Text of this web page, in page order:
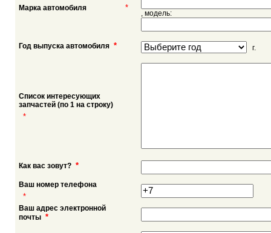
Марка автомобиля *
, модель:
Год выпуска автомобиля * г.
Список интересующих
запчастей (по 1 на строку)
*
Как вас зовут? *
Ваш номер телефона
*
Ваш адрес электронной
почты *